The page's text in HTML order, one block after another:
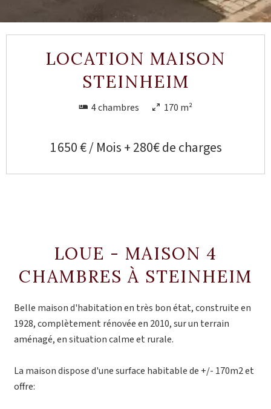
LOCATION MAISON
STEINHEIM
4 chambres 170 m²
1 650 € / Mois + 280€ de charges
LOUE - MAISON 4
CHAMBRES À STEINHEIM
Belle maison d'habitation en très bon état, construite en
1928, complètement rénovée en 2010, sur un terrain
aménagé, en situation calme et rurale.
La maison dispose d'une surface habitable de +/- 170m2 et
offre: